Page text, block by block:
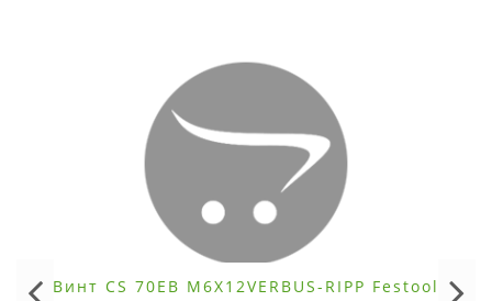
Винт CS 70EB M6X12VERBUS-RIPP Festool